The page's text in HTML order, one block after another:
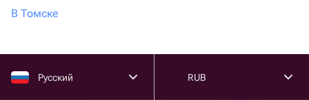
В Томске
Русский RUB